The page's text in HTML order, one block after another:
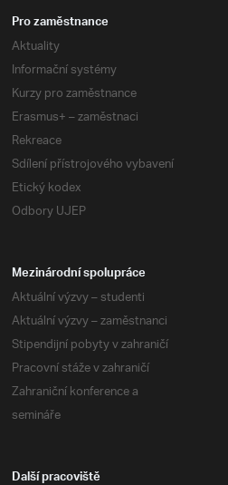
Pro zaměstnance
Aktuality
Informační systémy
Kurzy pro zaměstnance
Erasmus+ – zaměstnaci
Rekreace
Sdílení přístrojového vybavení
Etický kodex
Odbory UJEP
Mezinárodní spolupráce
Aktuální výzvy – studenti
Aktuální výzvy – zaměstnanci
Stipendijní pobyty v zahraničí
Pracovní stáže v zahraničí
Zahraniční konference a
semináře
Další pracoviště